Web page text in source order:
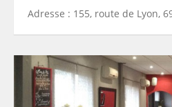
Adresse : 155, route de Lyon,